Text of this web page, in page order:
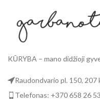
KŪRYBA – mano didžioji
Raudondvario pl. 150, 207
Telefonas: +370 658 26